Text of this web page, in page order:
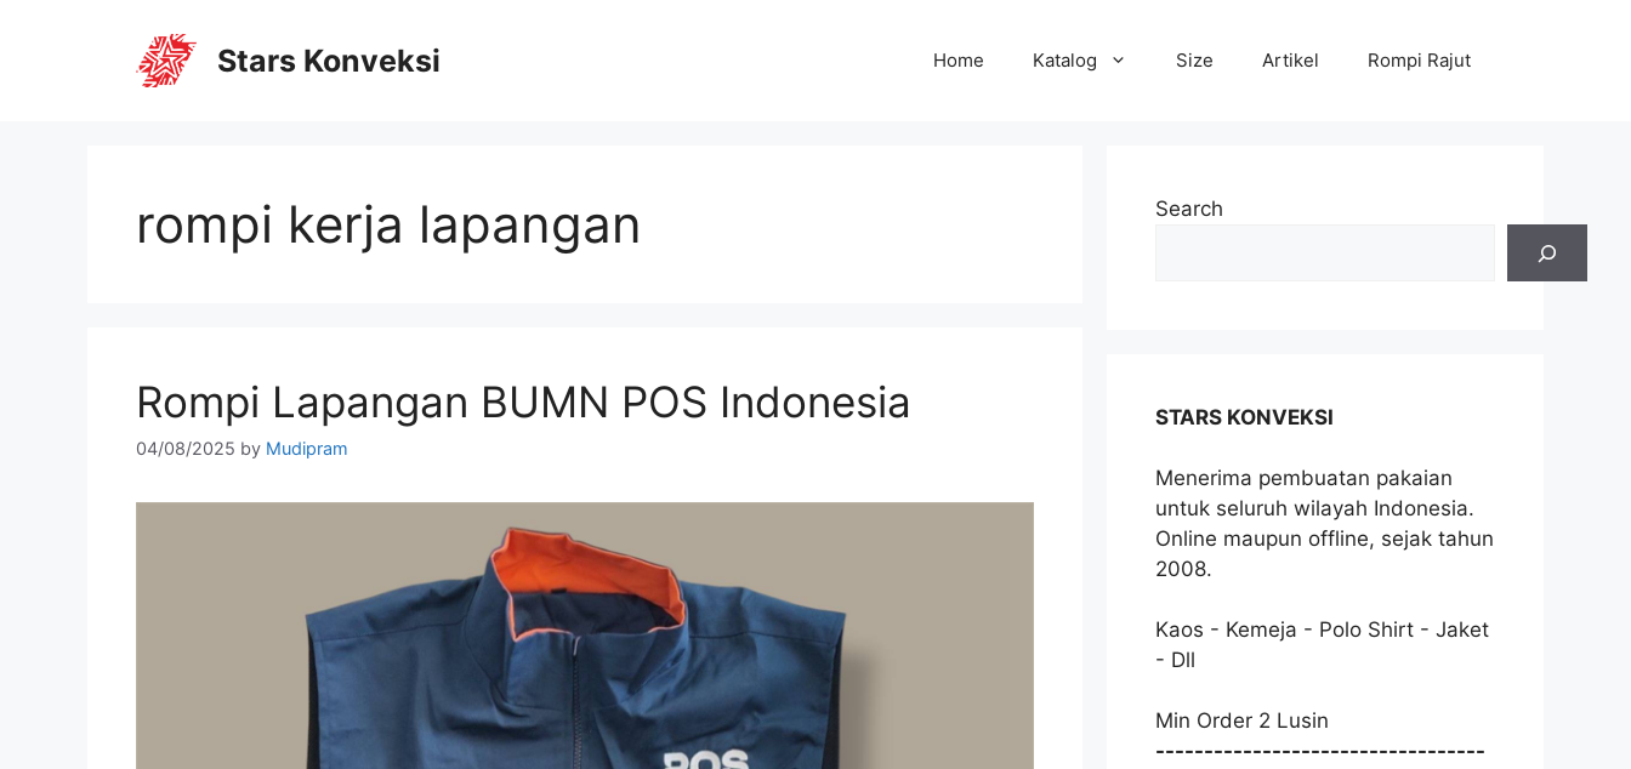
Stars Konveksi Home Katalog Size Artikel Rompi Rajut
rompi kerja lapangan
Rompi Lapangan BUMN POS Indonesia
04/08/2025 by Mudipram
Search
STARS KONVEKSI
Menerima pembuatan pakaian
untuk seluruh wilayah Indonesia.
Online maupun offline, sejak tahun
2008.
Kaos - Kemeja - Polo Shirt - Jaket
- Dll
Min Order 2 Lusin
----------------------------------